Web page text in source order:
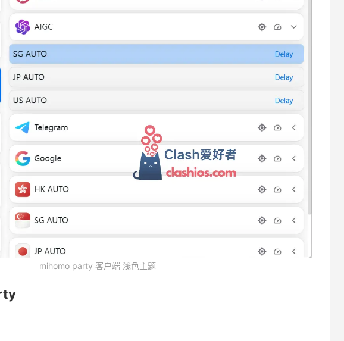
mihomo party 客户端 浅色主题